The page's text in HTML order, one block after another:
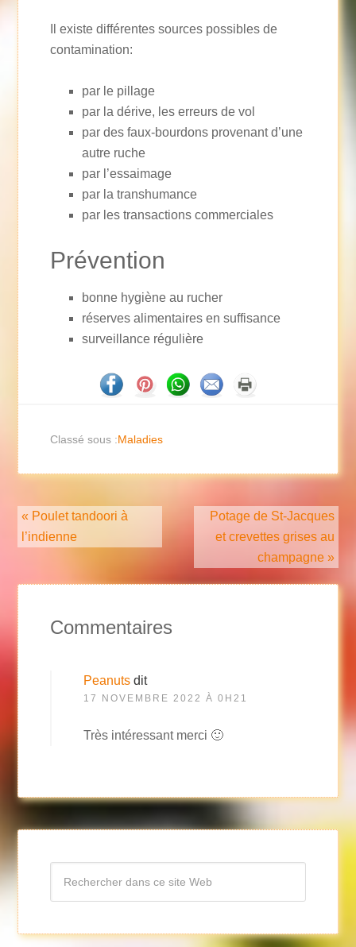
Il existe différentes sources possibles de
contamination:
par le pillage
par la dérive, les erreurs de vol
par des faux-bourdons provenant d’une
autre ruche
par l’essaimage
par la transhumance
par les transactions commerciales
Prévention
bonne hygiène au rucher
réserves alimentaires en suffisance
surveillance régulière
Classé sous :Maladies
« Poulet tandoori à
l’indienne
Potage de St-Jacques
et crevettes grises au
champagne »
Commentaires
Peanuts dit
17 NOVEMBRE 2022 À 0H21
Très intéressant merci 🙂